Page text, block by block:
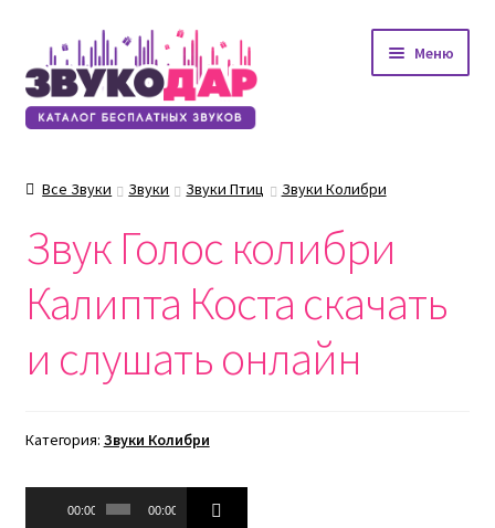
Перейти
к
навигации
Перейти
к
содержимому
Меню
Все Звуки Звуки Звуки Птиц Звуки Колибри
Звук Голос колибри
Калипта Коста скачать
и слушать онлайн
Категория: Звуки Колибри
Аудиоплеер
00:00 00:00